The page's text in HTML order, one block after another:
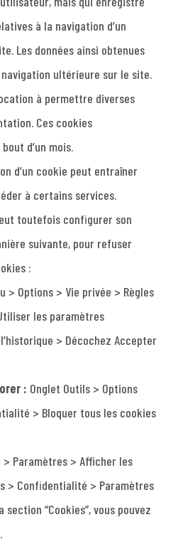
à la navigation d’un
Les données ainsi obtenues
ultérieure sur le site.
à permettre diverses
Ces cookies
d’un mois.
d’un cookie peut entraîner
à certains services.
toutefois configurer son
suivante, pour refuser
:
> Options > Vie privée > Règles
les paramètres
> Décochez Accepter
: Onglet Outils > Options
> Bloquer tous les cookies
> Paramètres > Afficher les
> Confidentialité > Paramètres
section “Cookies”, vous pouvez